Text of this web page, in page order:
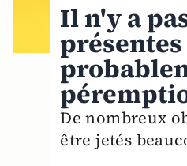
Il n'y a
De nombreux
être jetés